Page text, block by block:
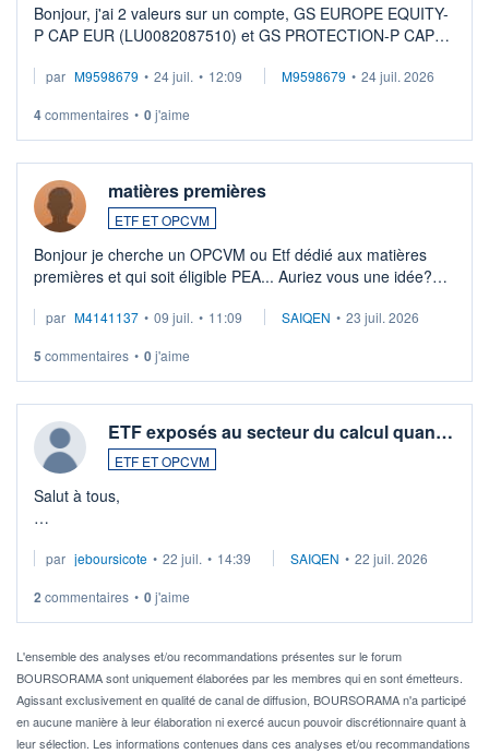
Bonjour, j'ai 2 valeurs sur un compte, GS EUROPE EQUITY-
P CAP EUR (LU0082087510) et GS PROTECTION-P CAP
veux procéder à la vente, on me signale ...
par M9598679 • 24 juil. • 12:09 M9598679 • 24 juil. 2026
4commentaires • 0j'aime
matières premières
ETF ET OPCVM
Bonjour je cherche un OPCVM ou Etf dédié aux matières
premières et qui soit éligible PEA... Auriez vous une idée?
par M4141137 • 09 juil. • 11:09 SAIQEN • 23 juil. 2026
5 commentaires • 0j'aime
ETF exposés au secteur du calcul quan…
ETF ET OPCVM
Salut à tous,
via un ETF plutôt que des actions individuelles.
Idéalement, je voudrais qu'il soit éligible au PEA.
Pour l' ...
par jeboursicote • 22 juil. • 14:39 SAIQEN • 22 juil. 2026
2 commentaires • 0j'aime
L'ensemble des analyses et/ou recommandations présentes sur le forum
BOURSORAMA sont uniquement élaborées par les membres qui en sont émetteurs.
Agissant exclusivement en qualité de canal de diffusion, BOURSORAMA n'a participé
en aucune manière à leur élaboration ni exercé aucun pouvoir discrétionnaire quant à
leur sélection. Les informations contenues dans ces analyses et/ou recommandations